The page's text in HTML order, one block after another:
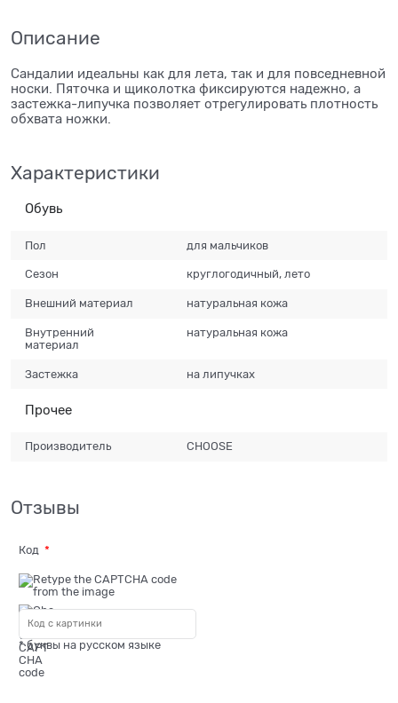
Описание
Сандалии идеальны как для лета, так и для повседневной
носки. Пяточка и щиколотка фиксируются надежно, а
застежка-липучка позволяет отрегулировать плотность
обхвата ножки.
Характеристики
Обувь
Пол для мальчиков
Сезон круглогодичный, лето
Внешний материал натуральная кожа
Внутренний
материал
натуральная кожа
Застежка на липучках
Прочее
Производитель CHOOSE
Отзывы
Код
* буквы на русском языке